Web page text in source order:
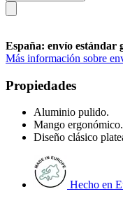
España: envío estándar
Más información sobre
Propiedades
Aluminio pulido.
Mango ergonómico.
Diseño clásico
Hecho en